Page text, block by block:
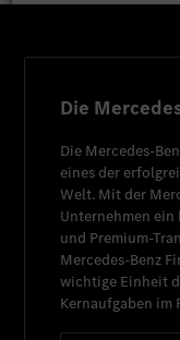
Die
Die Mercedes-
eines der
Welt. Mit der
Unternehmen
und Premium-
Mercedes-Benz
wichtige Einheit
Kernaufgaben im